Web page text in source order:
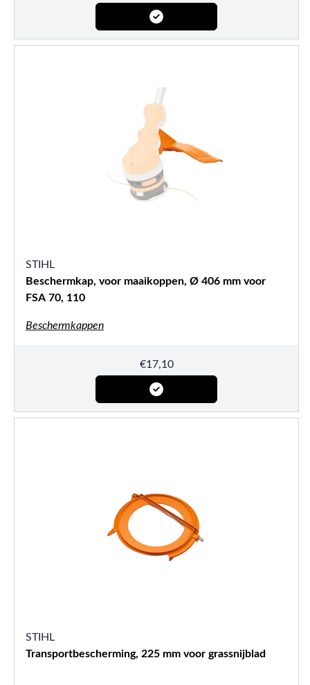
STIHL
Beschermkap, voor maaikoppen, Ø 406 mm voor
FSA 70, 110
Beschermkappen
€17,10
STIHL
Transportbescherming, 225 mm voor grassnijblad